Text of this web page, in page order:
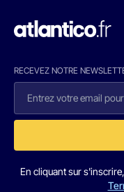
RECEVEZ NOTRE
En cliquant sur